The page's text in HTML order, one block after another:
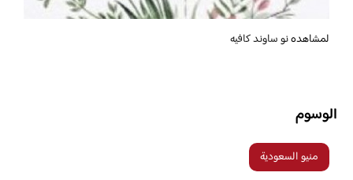
لمشاهدهنو ساوند كافيه
الوسوم
منيو السعودية